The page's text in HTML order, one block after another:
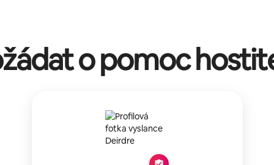
o pomoc